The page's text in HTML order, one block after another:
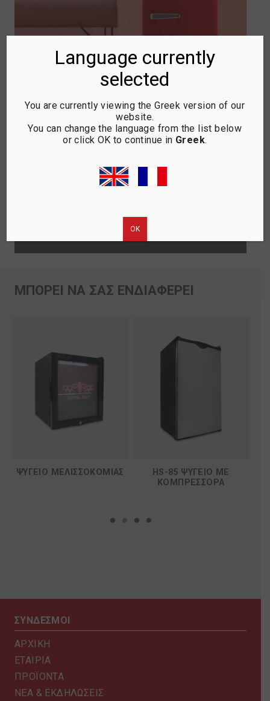
RETRO MINI BAR
Φωτεινά χρώματα, απαλές
στρογγυλεμένες άκρες, φινιρίσματα
ΜΠΟΡΕΙ ΝΑ ΣΑΣ ΕΝΔΙΑΦΕΡΕΙ
ΨΥΓΕΙΟ ΜΕΛΙΣΣΟΚΟΜΙΑΣ
HS-85 ΨΥΓΕΙΟ ΜΕ
ΚΟΜΠΡΕΣΣΟΡΑ
ΣΥΝΔΕΣΜΟΙ
ΑΡΧΙΚΗ
ΕΤΑΙΡΙΑ
ΠΡΟΪΟΝΤΑ
ΝΕΑ & ΕΚΔΗΛΩΣΕΙΣ
Language currently
selected
You are currently viewing the Greek version of our
website.
You can change the language from the list below
or click OK to continue in Greek.
ΟΚ